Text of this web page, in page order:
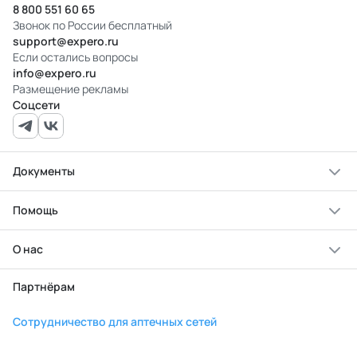
8 800 551 60 65
Звонок по России бесплатный
support@expero.ru
Если остались вопросы
info@expero.ru
Размещение рекламы
Соцсети
Документы
Помощь
О нас
Партнёрам
Сотрудничество для аптечных сетей